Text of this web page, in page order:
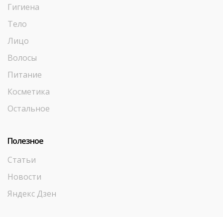
Гигиена
Тело
Лицо
Волосы
Питание
Косметика
Остальное
Полезное
Статьи
Новости
Яндекс Дзен